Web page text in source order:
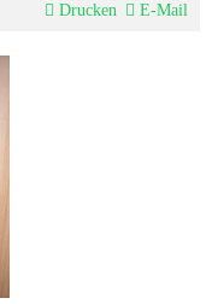
Drucken E-Mail